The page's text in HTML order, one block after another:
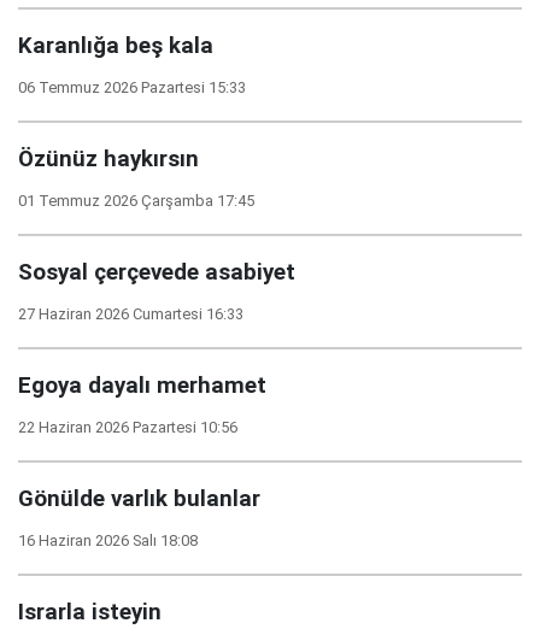
Karanlığa beş kala
06 Temmuz 2026 Pazartesi 15:33
Özünüz haykırsın
01 Temmuz 2026 Çarşamba 17:45
Sosyal çerçevede asabiyet
27 Haziran 2026 Cumartesi 16:33
Egoya dayalı merhamet
22 Haziran 2026 Pazartesi 10:56
Gönülde varlık bulanlar
16 Haziran 2026 Salı 18:08
Israrla isteyin